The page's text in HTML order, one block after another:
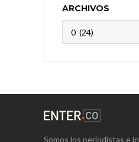
ARCHIVOS
Somos los periodistas e